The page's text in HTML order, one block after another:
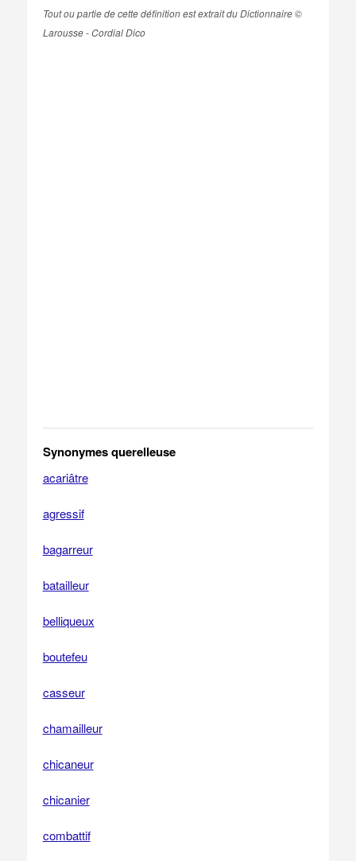
Tout ou partie de cette définition est extrait du Dictionnaire ©
Larousse - Cordial Dico
Synonymes querelleuse
acariâtre
agressif
bagarreur
batailleur
belliqueux
boutefeu
casseur
chamailleur
chicaneur
chicanier
combattif